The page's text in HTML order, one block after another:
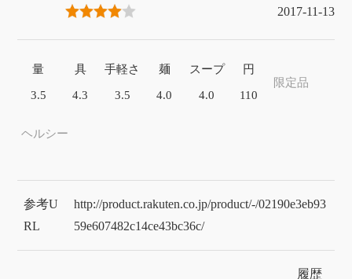
2017-11-13
量
3.5
具
4.3
手軽さ
3.5
麺
4.0
スープ
4.0
円
110
限定品
ヘルシー
参考U
RL
http://product.rakuten.co.jp/product/-/02190e3eb93
59e607482c14ce43bc36c/
履歴